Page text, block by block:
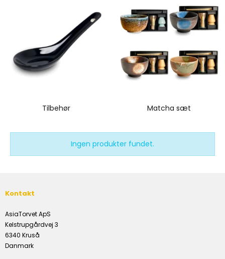
Tilbehør Matcha sæt
Ingen produkter fundet.
Kontakt
AsiaTorvet ApS
Kelstrupgårdvej 3
6340 Kruså
Danmark